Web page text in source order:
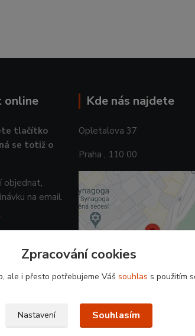
online
tlačítko
se totiž o
objednat,
na email.
Kde nás najdete
Opletalova 37
Praha , 110 00
Zpracování cookies
ale i přesto potřebujeme Váš souhlas s použitím
Nastavení Souhlasím